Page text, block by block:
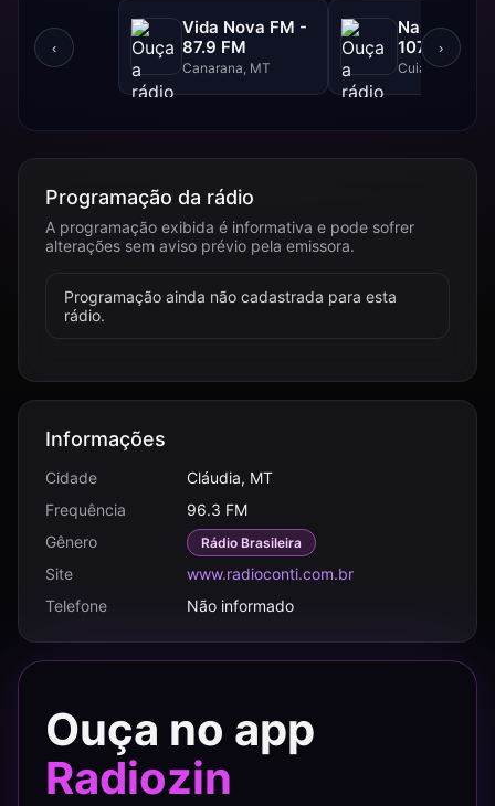
‹
Vida Nova FM -
87.9 FM
Canarana, MT
Nazareno
107.9 FM
Cuiabá, MT
›
Programação da rádio
A programação exibida é informativa e pode sofrer
alterações sem aviso prévio pela emissora.
Programação ainda não cadastrada para esta
rádio.
Informações
Cidade
Cláudia, MT
Frequência
96.3 FM
Gênero
Rádio Brasileira
Site
www.radioconti.com.br
Telefone
Não informado
Ouça no app
Radiozin